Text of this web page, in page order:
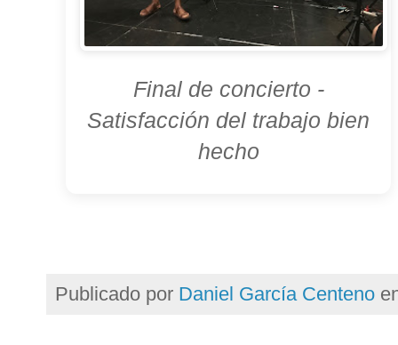
Final de concierto -
Satisfacción del trabajo bien
hecho
Publicado por Daniel García Centeno